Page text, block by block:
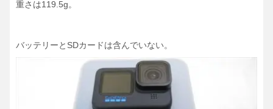
重さは119.5g。
バッテリーとSDカードは含んでいない。